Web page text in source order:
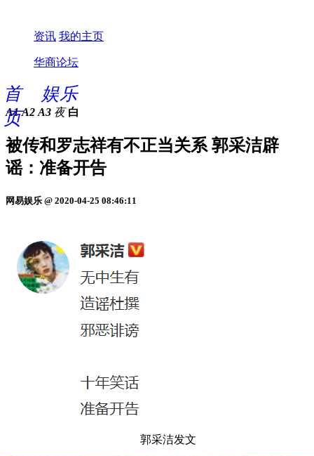
资讯 我的主页
华商论坛
首
页
娱乐
A1 A2 A3 夜 白
被传和罗志祥有不正当关系 郭采洁辟
谣：准备开告
网易娱乐 @ 2020-04-25 08:46:11
郭采洁发文